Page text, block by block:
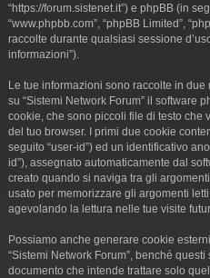
R
ap
“https://forum.sistenet.it”) e phpBB (in
“www.phpbb.com”, “phpBB Limited”,
raccolte durante qualsiasi sessione
informazioni”).
Le tue informazioni sono raccolte in
su “Sistemi Network Forum” il software
cookie, che sono piccoli file di testo che
del tuo browser. I primi due cookie
seguito “user-id”) ed un identificativo
id”), assegnato automaticamente dal
creato quando si naviga tra gli
usato per memorizzare gli argomenti
agevolando la lettura nelle tue visite
Possiamo anche generare cookie
“Sistemi Network Forum”, benché
documento che intende trattare solo